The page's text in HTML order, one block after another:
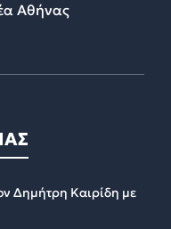
Αθήνας
Δημήτρη Καιρίδη με